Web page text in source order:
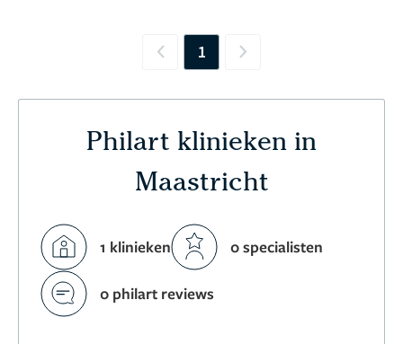
Previous
1 Next
Philart klinieken in
Maastricht
1 klinieken 0 specialisten
0 philart reviews